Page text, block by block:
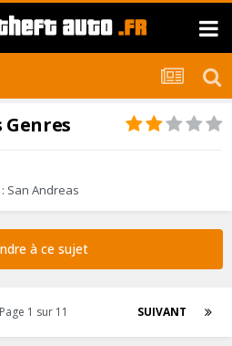
Genres
: San Andreas
à ce sujet
SUIVANT
Page 1 sur 11